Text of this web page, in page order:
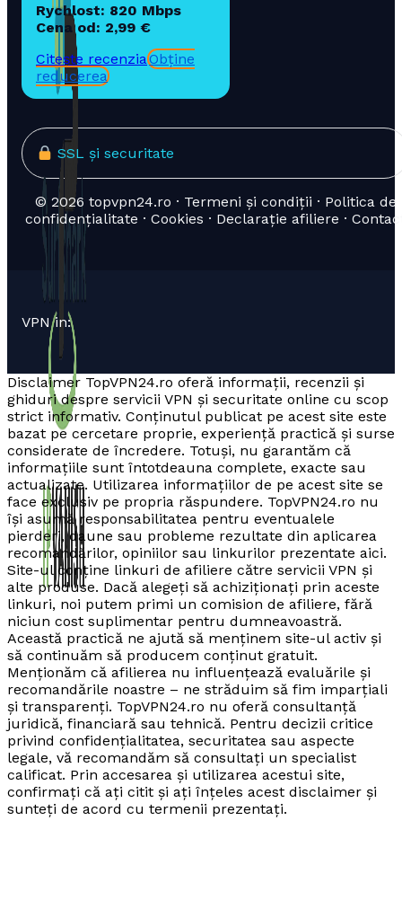
Rychlost: 820 Mbps
Cena od: 2,99 €
Citește recenziaObține
reducerea
SSL și securitate
© 2026 topvpn24.ro · Termeni și condiții · Politica de
confidențialitate · Cookies · Declarație afiliere ·
VPN in:
Disclaimer TopVPN24.ro oferă informații, recenzii și
ghiduri despre servicii VPN și securitate online cu scop
strict informativ. Conținutul publicat pe acest site este
bazat pe cercetare proprie, experiență practică și surse
considerate de încredere. Totuși, nu garantăm că
informațiile sunt întotdeauna complete, exacte sau
actualizate. Utilizarea informațiilor de pe acest site se
face exclusiv pe propria răspundere. TopVPN24.ro nu
își asumă responsabilitatea pentru eventualele
pierderi, daune sau probleme rezultate din aplicarea
recomandărilor, opiniilor sau linkurilor prezentate aici.
Site-ul conține linkuri de afiliere către servicii VPN și
alte produse. Dacă alegeți să achiziționați prin aceste
linkuri, noi putem primi un comision de afiliere, fără
niciun cost suplimentar pentru dumneavoastră.
Această practică ne ajută să menținem site-ul activ și
să continuăm să producem conținut gratuit.
Menționăm că afilierea nu influențează evaluările și
recomandările noastre – ne străduim să fim imparțiali
și transparenți. TopVPN24.ro nu oferă consultanță
juridică, financiară sau tehnică. Pentru decizii critice
privind confidențialitatea, securitatea sau aspecte
legale, vă recomandăm să consultați un specialist
calificat. Prin accesarea și utilizarea acestui site,
confirmați că ați citit și ați înțeles acest disclaimer și
sunteți de acord cu termenii prezentați.